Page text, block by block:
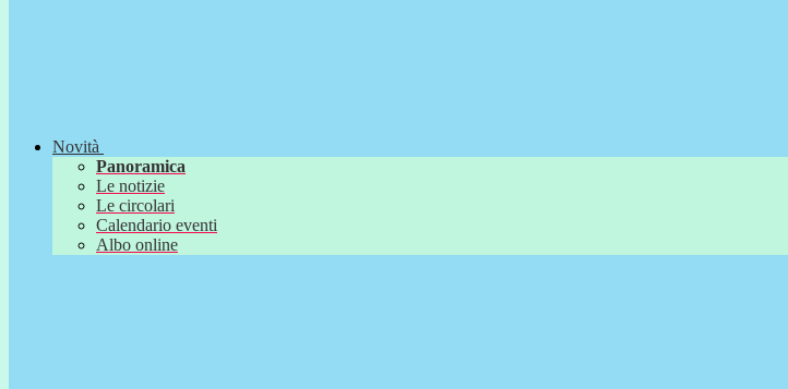
Novità
Panoramica
Le notizie
Le circolari
Calendario eventi
Albo online